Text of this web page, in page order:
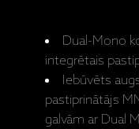
Dual-Mono
integrētais
Iebūvēts
pastiprinātājs
galvām ar Dual